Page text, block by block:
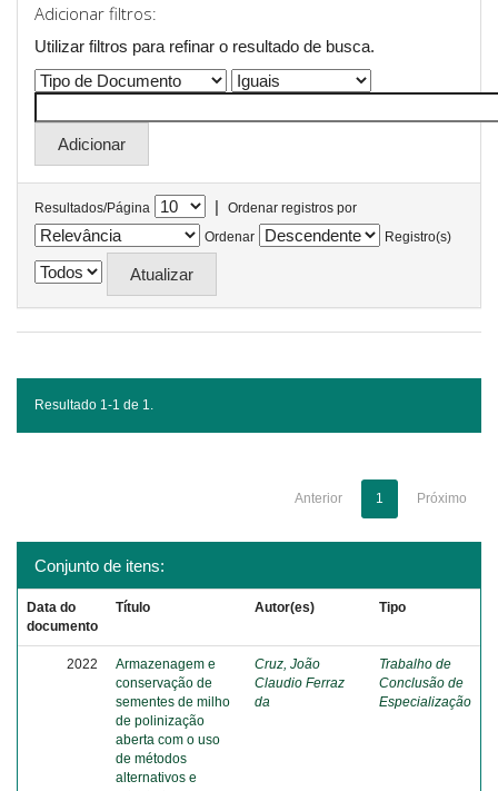
Adicionar filtros:
Utilizar filtros para refinar o resultado de busca.
Resultados/Página |
Ordenar registros por
Ordenar
Registro(s)
Resultado 1-1 de 1.
Anterior 1 Próximo
Conjunto de itens:
Data do
documento
Título Autor(es) Tipo
2022
Armazenagem e
conservação de
sementes de milho
de polinização
aberta com o uso
de métodos
alternativos e
Cruz, João
Claudio Ferraz
da
Trabalho de
Conclusão de
Especialização